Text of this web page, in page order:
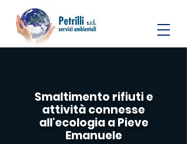
Smaltimento rifiuti e
attività connesse
all'ecologia a Pieve
Emanuele